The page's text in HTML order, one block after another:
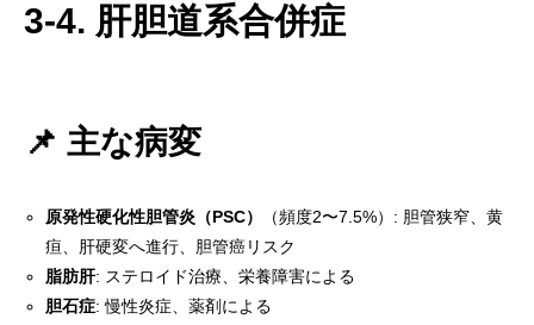
3-4. 肝胆道系合併症
📌 主な病変
原発性硬化性胆管炎（PSC）
（頻度2〜7.5%）: 胆管狭窄、黄
疸、肝硬変へ進行、胆管癌リスク
脂肪肝: ステロイド治療、栄養障害による
胆石症: 慢性炎症、薬剤による